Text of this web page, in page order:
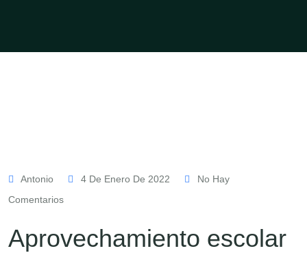
Antonio 4 De Enero De 2022
No Hay
Comentarios
Aprovechamiento escolar